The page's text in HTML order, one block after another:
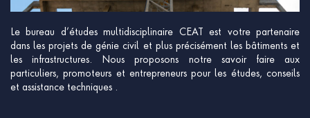
Le bureau d’études multidisciplinaire CEAT est votre partenaire
dans les projets de génie civil et plus précisément les bâtiments et
les infrastructures. Nous proposons notre savoir faire aux
particuliers, promoteurs et entrepreneurs pour les études, conseils
et assistance techniques .